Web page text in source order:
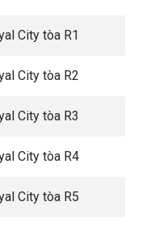
City tòa R1
City tòa R2
City tòa R3
City tòa R4
City tòa R5